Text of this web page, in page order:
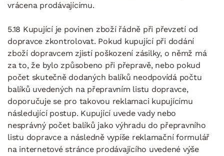
vrácena prodávajícímu.
5.18 Kupující je povinen zboží řádně při převzetí od
dopravce zkontrolovat. Pokud kupující při dodání
zboží dopravcem zjistí poškození zásilky, o němž má
za to, že bylo způsobeno při přepravě, nebo pokud
počet skutečně dodaných balíků neodpovídá počtu
balíků uvedených na přepravním listu dopravce,
doporučuje se pro takovou reklamaci kupujícímu
následující postup. Kupující uvede vady nebo
nesprávný počet balíků jako výhradu do přepravního
listu dopravce a následně vypíše reklamační formulář
na internetové stránce prodávajícího uvedené výše